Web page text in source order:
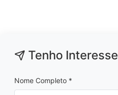
Tenho Interesse
Nome Completo *